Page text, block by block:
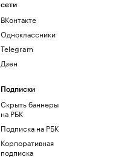
сети
ВКонтакте
Одноклассники
Telegram
Дзен
Подписки
Скрыть баннеры
на РБК
Подписка на РБК
Корпоративная
подписка